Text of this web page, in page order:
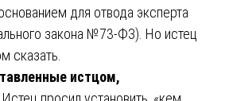
для отвода эксперта
закона №73-ФЗ). Но истец
сказать.
истцом,